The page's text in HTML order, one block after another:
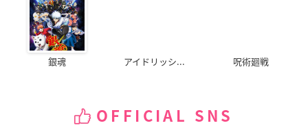
銀魂 アイドリッシ... 呪術廻戦
OFFICIAL SNS